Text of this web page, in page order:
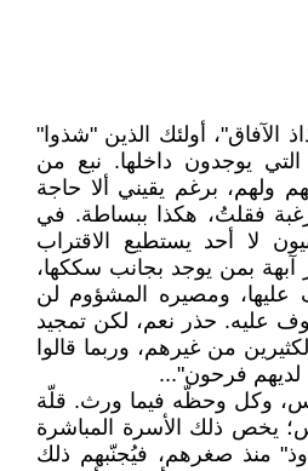
أولئك الذين "شذوا"
يوجدون داخلها. نبع من
ولهم، برغم يقيني ألا حاجة
فقلتُ، هكذا ببساطة. في
لا أحد يستطيع الاقتراب
بمن يوجد بجانب سككها،
ومصيره المشؤوم لن
عليه. حذر نعم، لكن تمجيد
من غيرهم، وربما قالوا
فرحون"...
وكل وحظّه فيما ورث. قلّة
يخص ذلك الأسرة المباشرة
منذ صغرهم، فيُجنّبهم ذلك